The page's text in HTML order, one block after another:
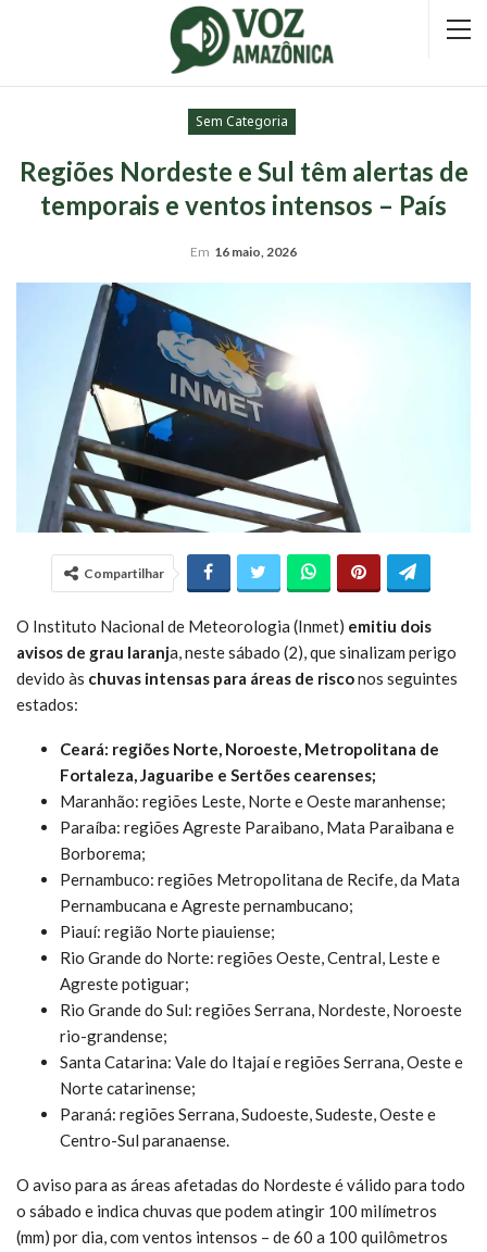
Sem Categoria
Regiões Nordeste e Sul têm alertas de
temporais e ventos intensos – País
Em 16 maio, 2026
Compartilhar
O Instituto Nacional de Meteorologia (Inmet) emitiu dois
avisos de grau laranja, neste sábado (2), que sinalizam perigo
devido às chuvas intensas para áreas de risconos seguintes
estados:
Ceará: regiões Norte, Noroeste, Metropolitana de
Fortaleza, Jaguaribe e Sertões cearenses;
Maranhão: regiões Leste, Norte e Oeste maranhense;
Paraíba: regiões Agreste Paraibano, Mata Paraibana e
Borborema;
Pernambuco: regiões Metropolitana de Recife, da Mata
Pernambucana e Agreste pernambucano;
Piauí: região Norte piauiense;
Rio Grande do Norte: regiões Oeste, Central, Leste e
Agreste potiguar;
Rio Grande do Sul: regiões Serrana, Nordeste, Noroeste
rio-grandense;
Santa Catarina: Vale do Itajaí e regiões Serrana, Oeste e
Norte catarinense;
Paraná: regiões Serrana, Sudoeste, Sudeste, Oeste e
Centro-Sul paranaense.
O aviso para as áreas afetadas do Nordeste é válido para todo
o sábado e indica chuvas que podem atingir 100 milímetros
(mm) por dia, com ventos intensos – de 60 a 100 quilômetros